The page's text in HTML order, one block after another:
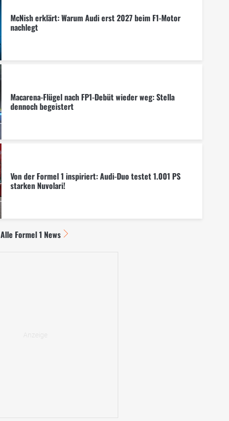
McNish erklärt: Warum Audi erst 2027 beim F1-Motor
nachlegt
Macarena-Flügel nach FP1-Debüt wieder weg: Stella
dennoch begeistert
Von der Formel 1 inspiriert: Audi-Duo testet 1.001 PS
starken Nuvolari!
Alle Formel 1 News